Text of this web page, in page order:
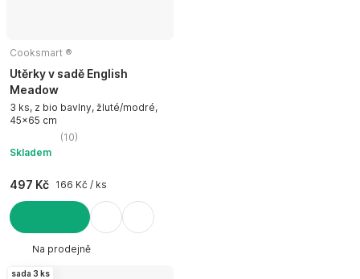
Cooksmart ®
Utěrky v sadě English
Meadow
3 ks, z bio bavlny, žluté/modré,
45x65 cm
(10)
Skladem
497 Kč 166 Kč / ks
DO KOŠÍKU
Na prodejně
sada 3 ks